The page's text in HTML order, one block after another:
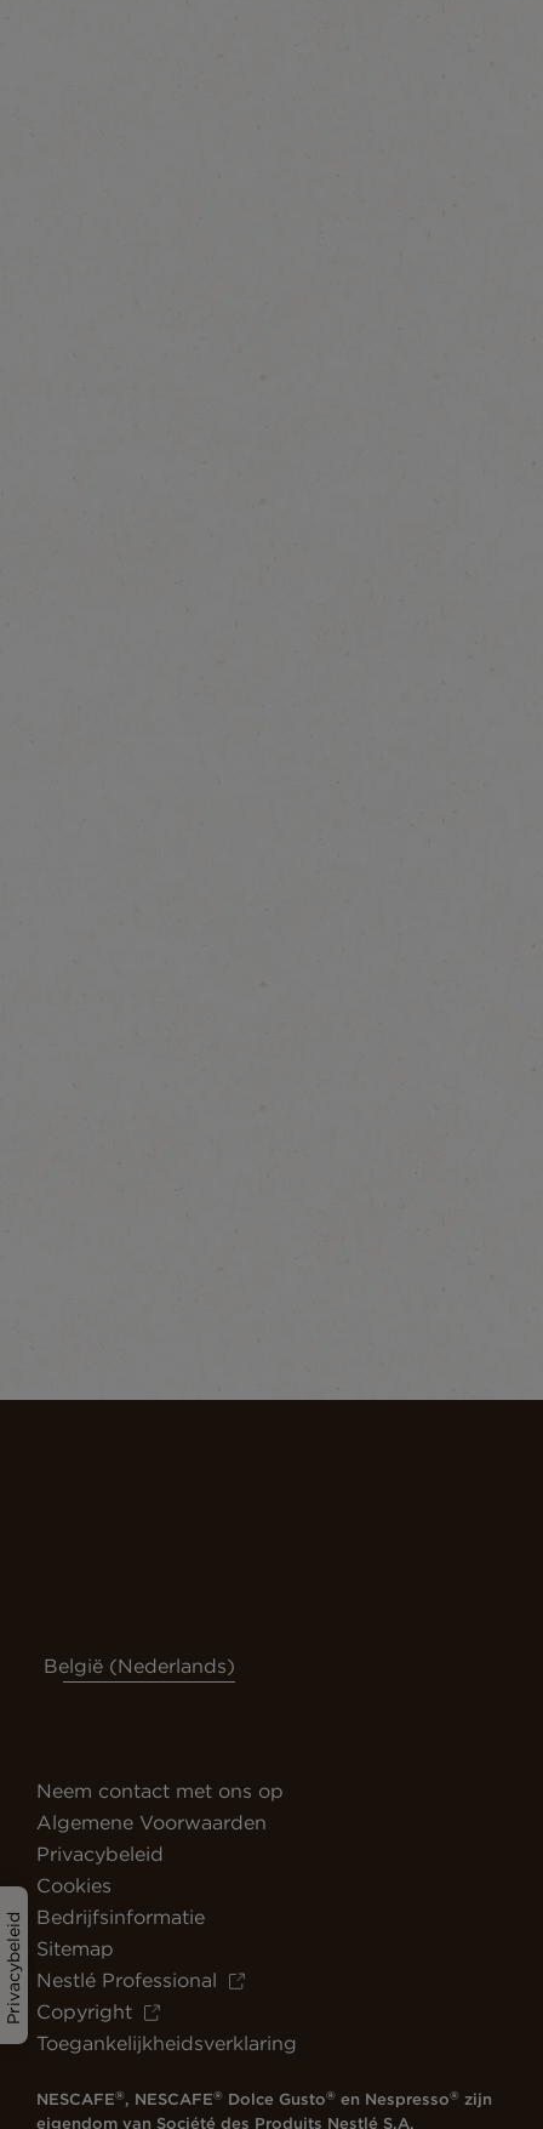
Privacybeleid
België (Nederlands)
Neem contact met ons op
Algemene Voorwaarden
Privacybeleid
Cookies
Bedrijfsinformatie
Sitemap
Nestlé Professional
Copyright
Toegankelijkheidsverklaring
NESCAFE®, NESCAFE® Dolce Gusto® en Nespresso® zijn
eigendom van Société des Produits Nestlé S.A.